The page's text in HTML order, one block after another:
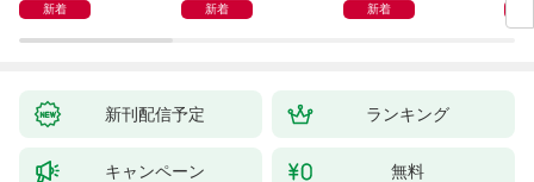
新着 新着 新着
新刊配信予定 ランキング
キャンペーン 無料